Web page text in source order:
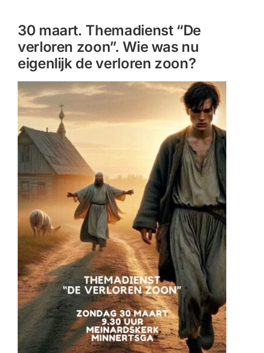
Zoeken
naar:
30 maart. Themadienst “De
verloren zoon”. Wie was nu
eigenlijk de verloren zoon?